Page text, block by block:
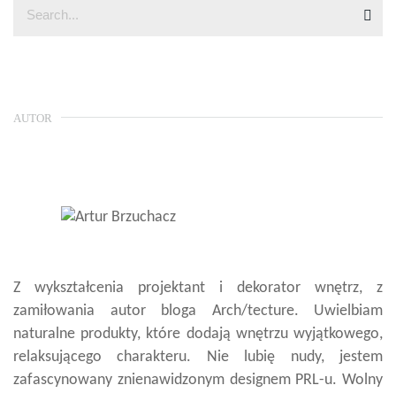
AUTOR
Z wykształcenia projektant i dekorator wnętrz, z
zamiłowania autor bloga Arch/tecture. Uwielbiam
naturalne produkty, które dodają wnętrzu wyjątkowego,
relaksującego charakteru. Nie lubię nudy, jestem
zafascynowany znienawidzonym designem PRL-u. Wolny